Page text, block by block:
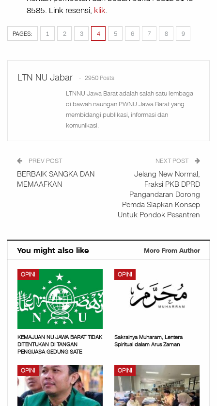
8585. Link resensi, klik.
PAGES: 1 2 3 4 5 6 7 8 9
LTN NU Jabar 2950 Posts
LTNNU Jawa Barat adalah salah satu lembaga
di bawah naungan PWNU Jawa Barat yang
membidangi publikasi, informasi dan
komunikasi.
PREV POST
BERBAIK SANGKA DAN
MEMAAFKAN
NEXT POST
Jelang New Normal,
Fraksi PKB DPRD
Pangandaran Dorong
Pemda Siapkan Konsep
Untuk Pondok Pesantren
You might also like More From Author
OPINI
KEMAJUAN NU JAWA BARAT TIDAK
DITENTUKAN DI TANGAN
PENGUASA GEDUNG SATE
OPINI
Sakralnya Muharam, Lentera
Spiritual dalam Arus Zaman
OPINI OPINI